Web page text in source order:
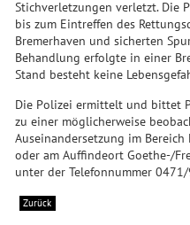
Stichverletzungen verletzt. Die
bis zum Eintreffen des
Bremerhaven und sicherten
Behandlung erfolgte in einer
Stand besteht keine
Die Polizei ermittelt und bittet
zu einer möglicherweise
Auseinandersetzung im
oder am Auffindeort Goethe-/
unter der Telefonnummer
Zurück